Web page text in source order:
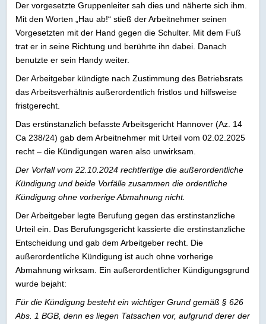
Der vorgesetzte Gruppenleiter sah dies und näherte sich ihm.
Mit den Worten „Hau ab!“ stieß der Arbeitnehmer seinen
Vorgesetzten mit der Hand gegen die Schulter. Mit dem Fuß
trat er in seine Richtung und berührte ihn dabei. Danach
benutzte er sein Handy weiter.
Der Arbeitgeber kündigte nach Zustimmung des Betriebsrats
das Arbeitsverhältnis außerordentlich fristlos und hilfsweise
fristgerecht.
Das erstinstanzlich befasste Arbeitsgericht Hannover (Az. 14
Ca 238/24) gab dem Arbeitnehmer mit Urteil vom 02.02.2025
recht – die Kündigungen waren also unwirksam.
Der Vorfall vom 22.10.2024 rechtfertige die außerordentliche
Kündigung und beide Vorfälle zusammen die ordentliche
Kündigung ohne vorherige Abmahnung nicht.
Der Arbeitgeber legte Berufung gegen das erstinstanzliche
Urteil ein. Das Berufungsgericht kassierte die erstinstanzliche
Entscheidung und gab dem Arbeitgeber recht. Die
außerordentliche Kündigung ist auch ohne vorherige
Abmahnung wirksam. Ein außerordentlicher Kündigungsgrund
wurde bejaht:
Für die Kündigung besteht ein wichtiger Grund gemäß § 626
Abs. 1 BGB, denn es liegen Tatsachen vor, aufgrund derer der